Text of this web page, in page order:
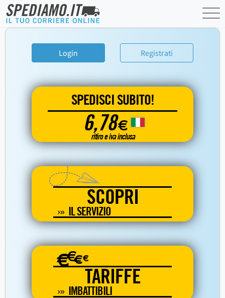
Login Registrati
SPEDISCI SUBITO!
6,78€
ritiro e iva inclusa
SCOPRI
IL SERVIZIO
€€€€
TARIFFE
IMBATTIBILI